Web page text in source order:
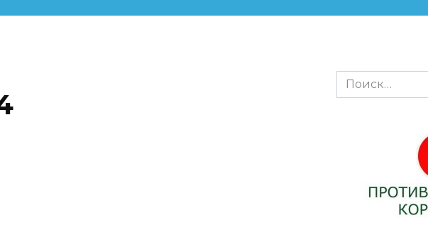
Search
for: